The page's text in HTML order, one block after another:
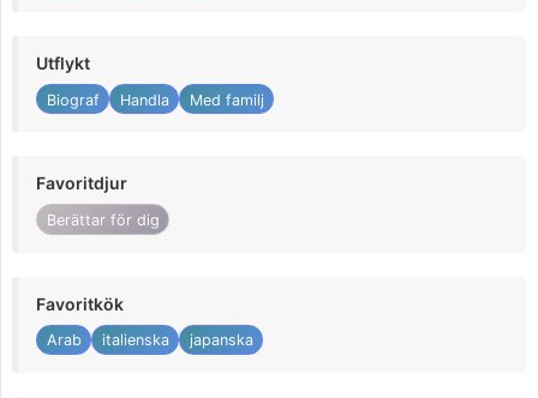
Utflykt
Biograf Handla Med familj
Favoritdjur
Berättar för dig
Favoritkök
Arab italienska japanska